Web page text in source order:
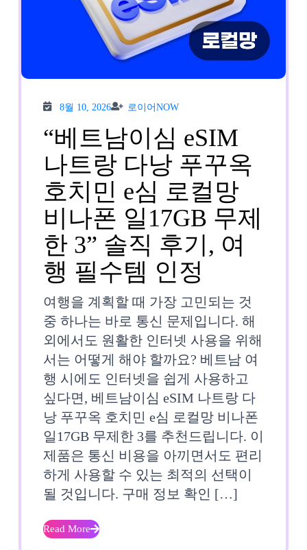
8월 10, 2026
10,
2026
로이어NOW
어
NOW
“베트남이심 eSIM
나트랑 다낭 푸꾸옥
호치민 e심 로컬망
비나폰 일17GB 무제
한 3” 솔직 후기, 여
행 필수템 인정
트
남
이
심
eSIM
나
트
랑
여행을 계획할 때 가장 고민되는 것
중 하나는 바로 통신 문제입니다. 해
외에서도 원활한 인터넷 사용을 위해
서는 어떻게 해야 할까요? 베트남 여
행 시에도 인터넷을 쉽게 사용하고
싶다면, 베트남이심 eSIM 나트랑 다
낭 푸꾸옥 호치민 e심 로컬망 비나폰
일17GB 무제한 3를 추천드립니다. 이
제품은 통신 비용을 아끼면서도 편리
하게 사용할 수 있는 최적의 선택이
될 것입니다. 구매 정보 확인 […]
Read More
Read